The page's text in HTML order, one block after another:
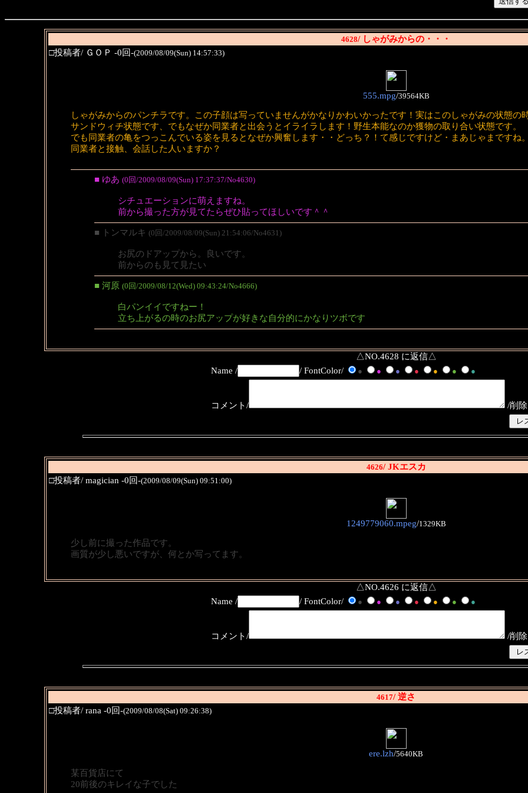
4628/ しゃがみからの・・・
□投稿者/ ＧＯＰ -0回-(2009/08/09(Sun) 14:57:33)
555.mpg/39564KB
しゃがみからのパンチラです。この子顔は写っていませんがかなりかわいかったです！実はこのしゃがみの状態
サンドウィチ状態です、でもなぜか同業者と出会うとイライラします！野生本能なのか獲物の取り合い状態です。
でも同業者の亀をつっこんでいる姿を見るとなぜか興奮します・・どっち？！て感じですけど・まあじゃまですね
同業者と接触、会話した人いますか？
■ ゆあ (0回/2009/08/09(Sun) 17:37:37/No4630)
シチュエーションに萌えますね。
前から撮った方が見てたらぜひ貼ってほしいです＾＾
■ トンマルキ (0回/2009/08/09(Sun) 21:54:06/No4631)
お尻のドアップから。良いです。
前からのも見て見たい
■ 河原 (0回/2009/08/12(Wed) 09:43:24/No4666)
白パンイイですねー！
立ち上がるの時のお尻アップが好きな自分的にかなりツボです
△NO.4628 に返信△
Name /
/ FontColor/ ● ● ● ● ● ● ●
コメント/ /削
4626/ JKエスカ
□投稿者/ magician -0回-(2009/08/09(Sun) 09:51:00)
1249779060.mpeg/1329KB
少し前に撮った作品です。
画質が少し悪いですが、何とか写ってます。
△NO.4626 に返信△
Name /
/ FontColor/ ● ● ● ● ● ● ●
コメント/ /削
4617/ 逆さ
□投稿者/ rana -0回-(2009/08/08(Sat) 09:26:38)
ere.lzh/5640KB
某百貨店にて
20前後のキレイな子でした